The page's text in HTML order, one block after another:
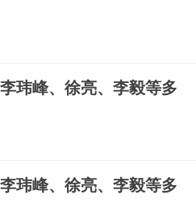
玮峰、徐亮、李毅等多
玮峰、徐亮、李毅等多